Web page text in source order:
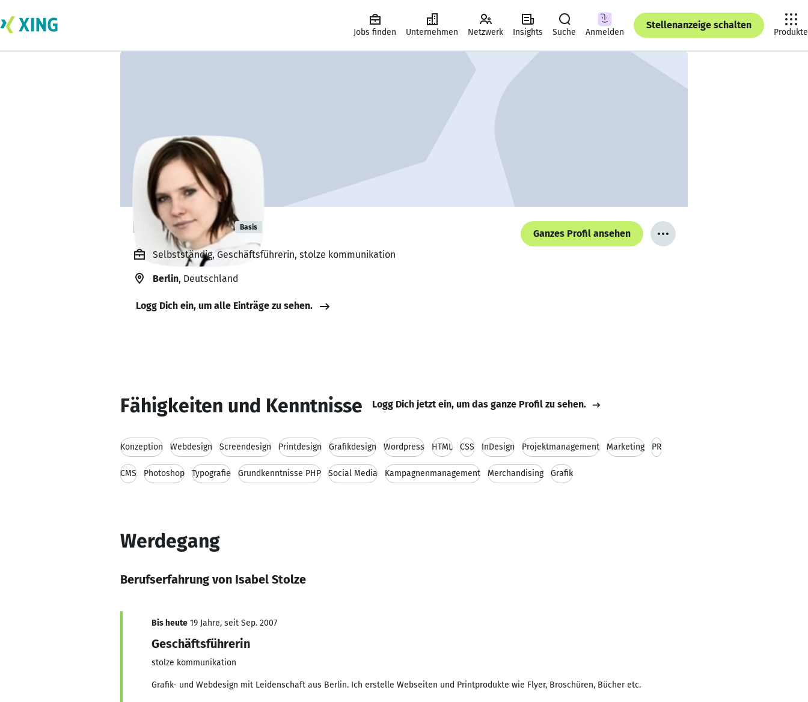
Jobs finden Unternehmen Netzwerk Insights Suche Anmelden
Stellenanzeige schalten
Produkte
Isabel Stolze Basis
Ganzes Profil ansehen
Selbstständig, Geschäftsführerin, stolze kommunikation
Berlin, Deutschland
Logg Dich ein, um alle Einträge zu sehen.
Fähigkeiten und Kenntnisse Logg Dich jetzt ein, um das ganze Profil zu sehen.
Konzeption Webdesign Screendesign Printdesign Grafikdesign Wordpress HTML CSS InDesign Projektmanagement Marketing PR
CMS Photoshop Typografie Grundkenntnisse PHP Social Media Kampagnenmanagement Merchandising Grafik
Werdegang
Berufserfahrung von Isabel Stolze
Bis heute 19 Jahre, seit Sep. 2007
Geschäftsführerin
stolze kommunikation
Grafik- und Webdesign mit Leidenschaft aus Berlin. Ich erstelle Webseiten und Printprodukte wie Flyer, Broschüren, Bücher etc.